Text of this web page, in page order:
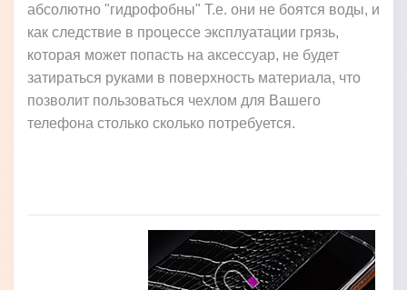
абсолютно "гидрофобны" Т.е. они не боятся воды, и
как следствие в процессе эксплуатации грязь,
которая может попасть на аксессуар, не будет
затираться руками в поверхность материала, что
позволит пользоваться чехлом для Вашего
телефона столько сколько потребуется.